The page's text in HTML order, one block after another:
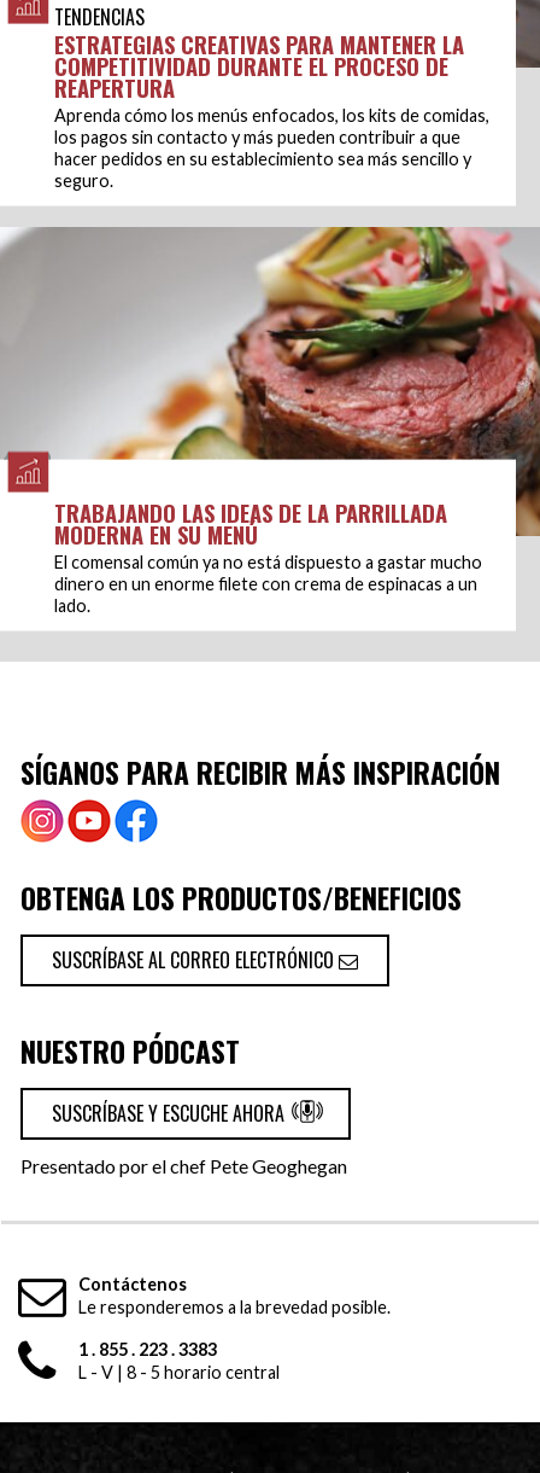
TENDENCIAS
ESTRATEGIAS CREATIVAS PARA MANTENER LA
COMPETITIVIDAD DURANTE EL PROCESO DE
REAPERTURA
Aprenda cómo los menús enfocados, los kits de comidas,
los pagos sin contacto y más pueden contribuir a que
hacer pedidos en su establecimiento sea más sencillo y
seguro.
TRABAJANDO LAS IDEAS DE LA PARRILLADA
MODERNA EN SU MENÚ
El comensal común ya no está dispuesto a gastar mucho
dinero en un enorme filete con crema de espinacas a un
lado.
SÍGANOS PARA RECIBIR MÁS INSPIRACIÓN
OBTENGA LOS PRODUCTOS/BENEFICIOS
SUSCRÍBASE AL CORREO ELECTRÓNICO
NUESTRO PÓDCAST
SUSCRÍBASE Y ESCUCHE AHORA
Presentado por el chef Pete Geoghegan
Contáctenos
Le responderemos a la brevedad posible.
1 . 855 . 223 . 3383
L - V | 8 - 5 horario central